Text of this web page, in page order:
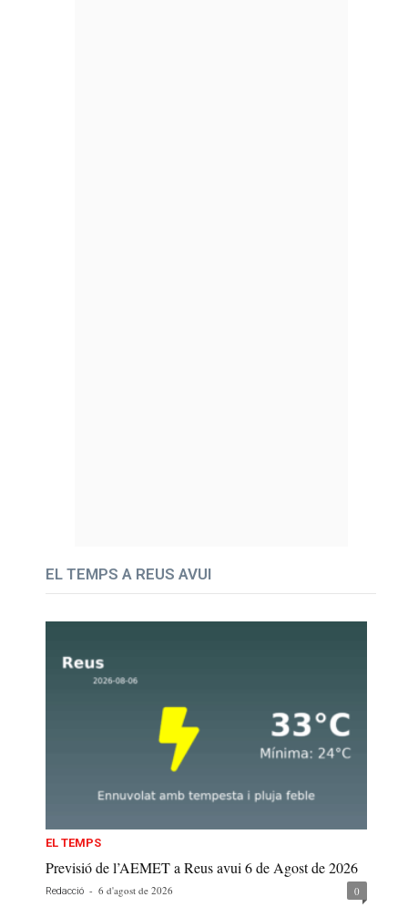
EL TEMPS A REUS AVUI
EL TEMPS
Previsió de l’AEMET a Reus avui 6 de Agost de 2026
Redacció - 6 d'agost de 2026 0